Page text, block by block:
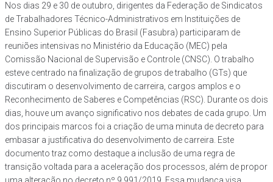
Nos dias 29 e 30 de outubro, dirigentes da Federação de Sindicatos
de Trabalhadores Técnico-Administrativos em Instituições de
Ensino Superior Públicas do Brasil (Fasubra) participaram de
reuniões intensivas no Ministério da Educação (MEC) pela
Comissão Nacional de Supervisão e Controle (CNSC). O trabalho
esteve centrado na finalização de grupos de trabalho (GTs) que
discutiram o desenvolvimento de carreira, cargos amplos e o
Reconhecimento de Saberes e Competências (RSC). Durante os dois
dias, houve um avanço significativo nos debates de cada grupo. Um
dos principais marcos foi a criação de uma minuta de decreto para
embasar a justificativa do desenvolvimento de carreira. Este
documento traz como destaque a inclusão de uma regra de
transição voltada para a aceleração dos processos, além de propor